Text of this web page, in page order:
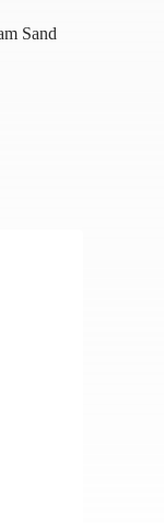
Sand